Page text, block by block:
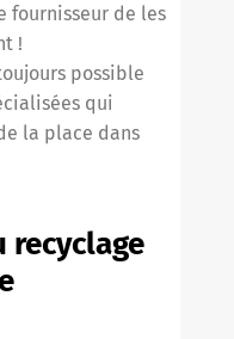
fournisseur de les
!
possible
qui
la place dans
recyclage